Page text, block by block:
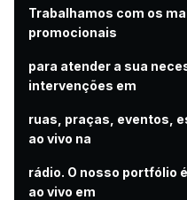
Trabalhamos com os
promocionais
para atender a sua
intervenções em
ruas, praças, eventos,
ao vivo na
rádio. O nosso portfólio
ao vivo em